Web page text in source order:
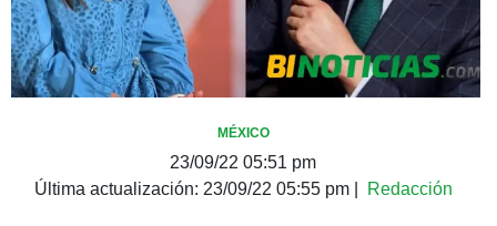
MÉXICO
23/09/22 05:51 pm
Última actualización: 23/09/22 05:55 pm| Redacción